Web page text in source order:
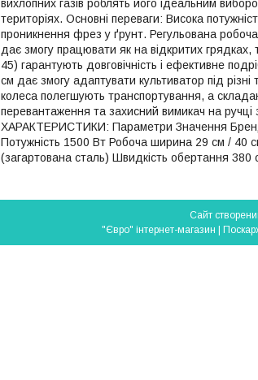
вихлопних газів роблять його ідеальним
територіях. Основні переваги: Висока
проникнення фрез у ґрунт. Регульована
дає змогу працювати як на відкритих грядках,
45) гарантують довговічність і ефективне
см дає змогу адаптувати культиватор під
колеса полегшують транспортування, а
перевантаження та захисний вимикач на
ХАРАКТЕРИСТИКИ: Параметри Значення
Потужність 1500 Вт Робоча ширина 29 см / 40
(загартована сталь) Швидкість обертання 380
Сайт